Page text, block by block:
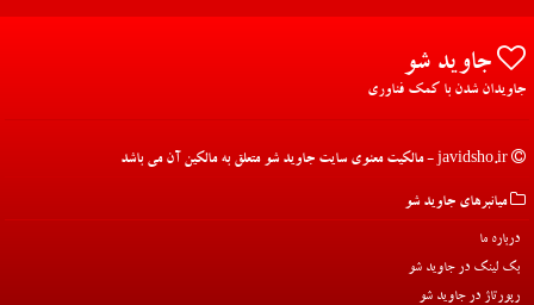
جاوید شو
جاویدان شدن با کمک فناوری
میانبرهای جاوید شو
درباره ما
بک لینک در جاوید شو
رپورتاژ در جاوید شو